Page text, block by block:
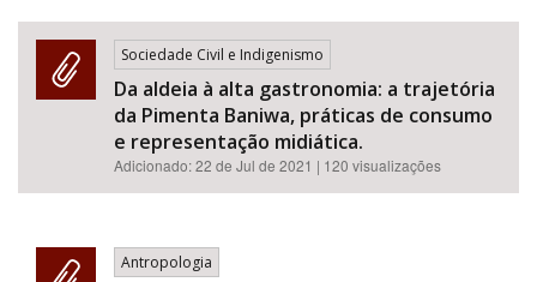
Sociedade Civil e Indigenismo
Da aldeia à alta gastronomia: a trajetória
da Pimenta Baniwa, práticas de consumo
e representação midiática.
Adicionado:22 de Jul de 2021 | 120 visualizações
Antropologia